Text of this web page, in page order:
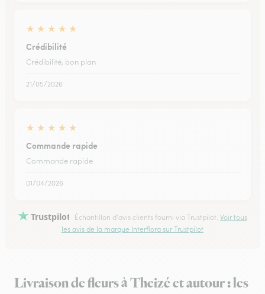
★ ★ ★ ★ ★
Crédibilité
Crédibilité, bon plan
21/05/2026
★ ★ ★ ★ ★
Commande rapide
Commande rapide
01/04/2026
Trustpilot Échantillon d'avis clients fourni via Trustpilot. Voir tous
les avis de la marque Interflora sur Trustpilot
Livraison de fleurs à Theizé et autour : les